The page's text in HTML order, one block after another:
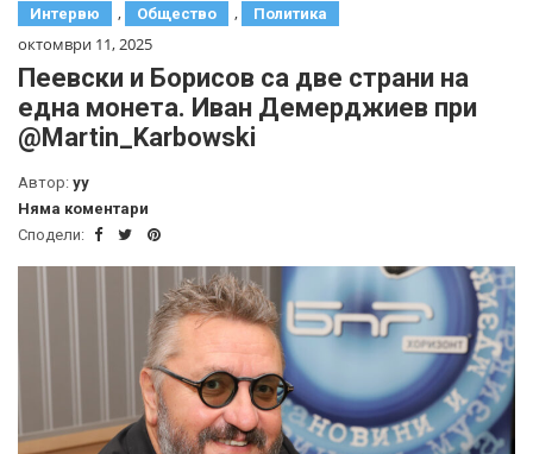
Интервю , Общество , Политика
октомври 11, 2025
Пеевски и Борисов са две страни на
една монета. Иван Демерджиев при
‪@Martin_Karbowski‬
Автор: yy
Няма коментари
Сподели: